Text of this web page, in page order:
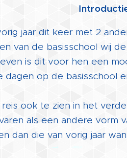
jaar dit keer met 2
van de basisschool wij
is dit voor hen een
dagen op de basisschool
ook te zien in het
als een andere vorm
dan die van vorig jaar